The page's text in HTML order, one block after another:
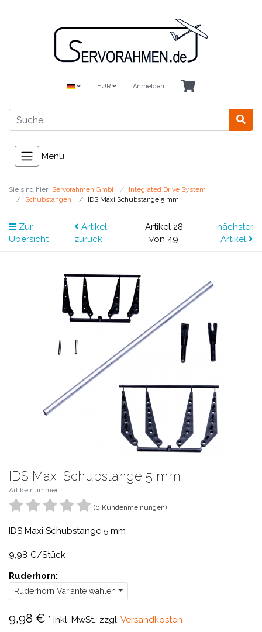
EUR Anmelden
Menü
Sie sind hier: Servorahmen GmbH
Integrated Drive System
Schubstangen
IDS Maxi Schubstange 5 mm
Zur
Übersicht
Artikel
zurück
Artikel 28
von 49
nächster
Artikel
IDS Maxi Schubstange 5 mm
Artikelnummer:
(0 Kundenmeinungen)
IDS Maxi Schubstange 5 mm
9,98 €/Stück
Ruderhorn:
Ruderhorn Variante wählen
9,98 € * inkl. MwSt., zzgl. Versandkosten